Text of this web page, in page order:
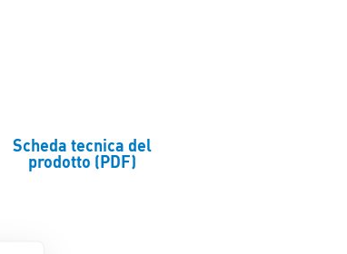
Scheda tecnica del
prodotto (PDF)